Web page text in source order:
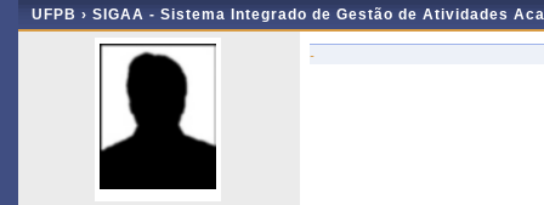
UFPB › SIGAA - Sistema Integrado de Gestão de Atividades
-